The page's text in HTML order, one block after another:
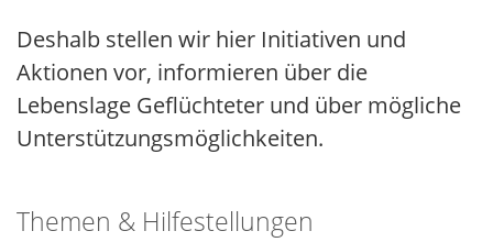
Deshalb stellen wir hier Initiativen und
Aktionen vor, informieren über die
Lebenslage Geflüchteter und über mögliche
Unterstützungsmöglichkeiten.
Themen & Hilfestellungen